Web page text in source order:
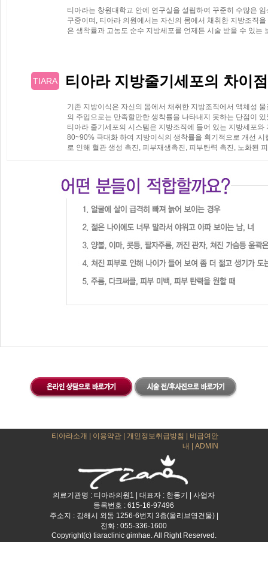
티아라는 창원대학교 안에 연구실을 설립하여 꾸준히 수많은
구중이며, 티아라 의원에서는 자신의 몸에서 채취한 지방조직
은 생착률과 고농도 순수 지방세포를 언제든 시술 받을 수 있는
TIARA 티아라 지방줄기세포의 차이
기존 지방이식은 자신의 몸에서 채취한 지방조직에서 액체성
의 주입으로는 만족할만한 생착률을 나타내지 못하는 단점이 있
티아라 줄기세포의 시스템은 지방조직에 들어 있는 지방세포
80~90% 극대화 하여 지방이식의 생착률을 획기적으로 개선
로 인해 혈관 생성 촉진, 피부재생촉진, 피부탄력 촉진, 노화된
티아라소개 이용약관 |개인정보취급방침
비급여안
내
|ADMIN
의료기관명 : 티아라의원1 | 대표자 : 한동기 | 사업자
등록번호 : 615-16-97496
주소지 : 김해시 외동 1256-6번지 3층(올리브영건물) |
전화 : 055-336-1600
Copyright(c) tiaraclinic gimhae. All Right Reserved.